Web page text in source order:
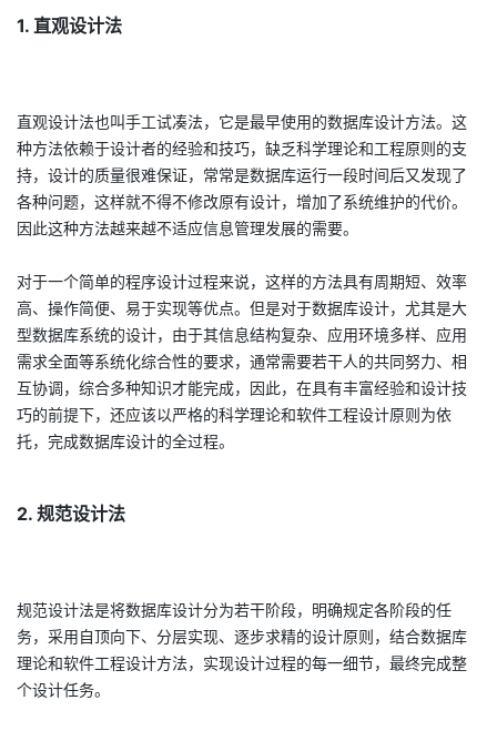
我
的
课
程
我
的
认
证
我
的
实
验
我
的
收
藏
的
技
术
支
持
我
的
云
声
建
议
1. 直观设计法
直观设计法也叫手工试凑法，它是最早使用的数据库设计方法。这
种方法依赖于设计者的经验和技巧，缺乏科学理论和工程原则的支
持，设计的质量很难保证，常常是数据库运行一段时间后又发现了
各种问题，这样就不得不修改原有设计，增加了系统维护的代价。
因此这种方法越来越不适应信息管理发展的需要。
对于一个简单的程序设计过程来说，这样的方法具有周期短、效率
高、操作简便、易于实现等优点。但是对于数据库设计，尤其是大
型数据库系统的设计，由于其信息结构复杂、应用环境多样、应用
需求全面等系统化综合性的要求，通常需要若干人的共同努力、相
互协调，综合多种知识才能完成，因此，在具有丰富经验和设计技
巧的前提下，还应该以严格的科学理论和软件工程设计原则为依
托，完成数据库设计的全过程。
2. 规范设计法
规范设计法是将数据库设计分为若干阶段，明确规定各阶段的任
务，采用自顶向下、分层实现、逐步求精的设计原则，结合数据库
理论和软件工程设计方法，实现设计过程的每一细节，最终完成整
个设计任务。